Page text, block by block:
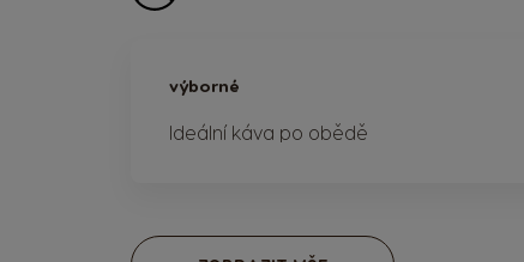
výborné
Ideální káva po obědě